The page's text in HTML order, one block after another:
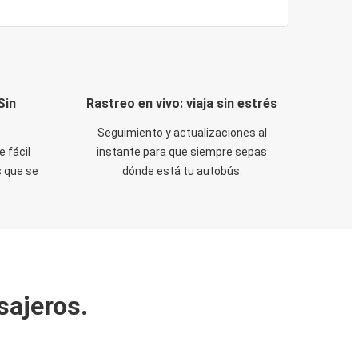
fácil
se
Rastreo en vivo: viaja sin estrés
Seguimiento y actualizaciones al
instante para que siempre sepas
dónde está tu autobús.